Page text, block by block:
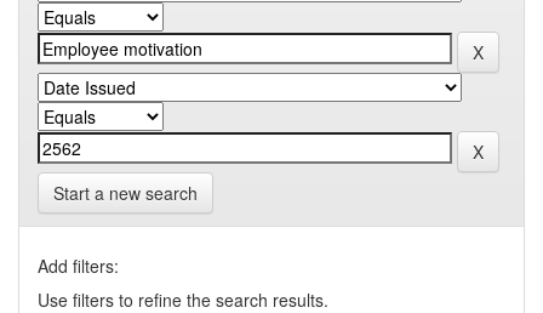
Start a new search
Add filters:
Use filters to refine the search results.